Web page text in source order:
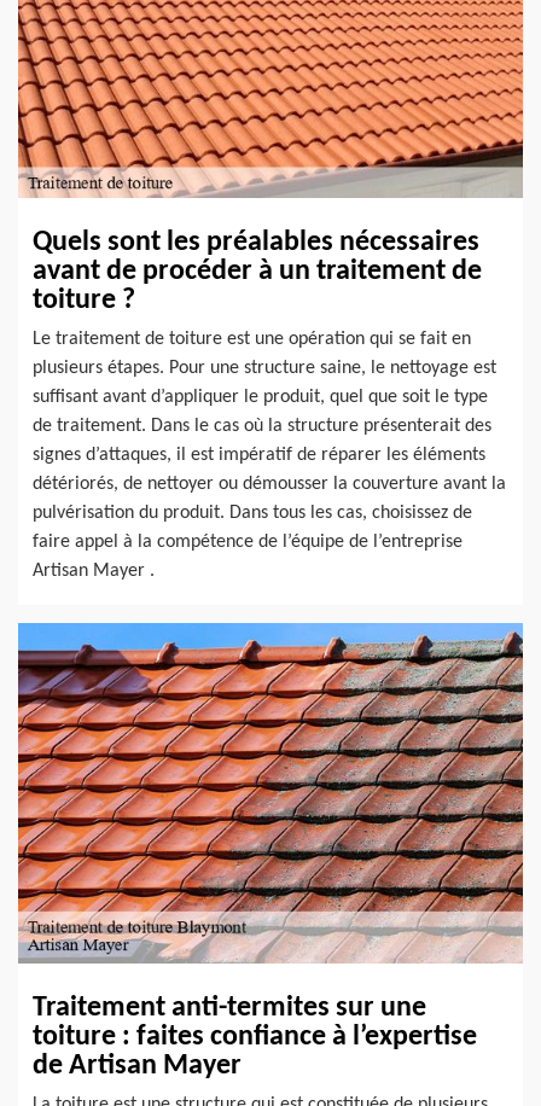
Quels sont les préalables nécessaires
avant de procéder à un traitement de
toiture ?
Le traitement de toiture est une opération qui se fait en
plusieurs étapes. Pour une structure saine, le nettoyage est
suffisant avant d’appliquer le produit, quel que soit le type
de traitement. Dans le cas où la structure présenterait des
signes d’attaques, il est impératif de réparer les éléments
détériorés, de nettoyer ou démousser la couverture avant la
pulvérisation du produit. Dans tous les cas, choisissez de
faire appel à la compétence de l’équipe de l’entreprise
Artisan Mayer .
Traitement anti-termites sur une
toiture : faites confiance à l’expertise
de Artisan Mayer